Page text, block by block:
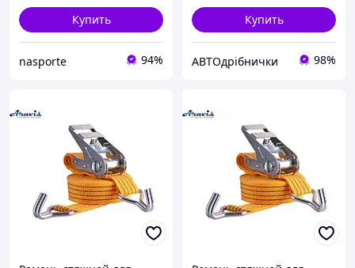
Купить
nasporte 94%
Купить
АВТОдрібнички 98%